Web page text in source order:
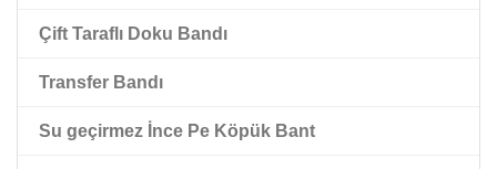
Yüksek Yapıştırma Akrilik Köpük Bant
Çift Taraflı Şeffaf Pet Film Bandı
Çift Taraflı Siyah Pet Bant
Kırmızı paspas astarlı çift taraflı pet bant
Çift Taraflı Doku Bandı
Transfer Bandı
Su geçirmez İnce Pe Köpük Bant